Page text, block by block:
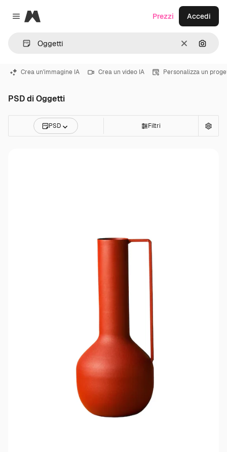
Close menu
Magnific
CancellaCerca
Prezzi Accedi
Crea un'immagine IA Crea un video IA Personalizza un
PSD di Oggetti
PSD Filtri